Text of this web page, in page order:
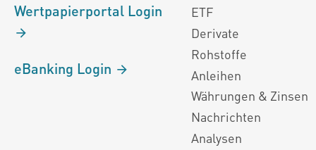
Wertpapierportal Login
eBanking Login
ETF
Derivate
Rohstoffe
Anleihen
Währungen & Zinsen
Nachrichten
Analysen